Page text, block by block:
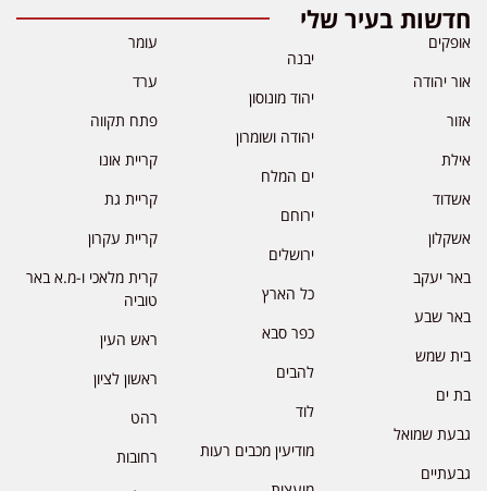
חדשות בעיר שלי
אופקים
אור יהודה
אזור
אילת
אשדוד
אשקלון
באר יעקב
באר שבע
בית שמש
בת ים
גבעת שמואל
גבעתיים
יבנה
יהוד מונוסון
יהודה ושומרון
ים המלח
ירוחם
ירושלים
כל הארץ
כפר סבא
להבים
לוד
מודיעין מכבים רעות
עומר
ערד
פתח תקווה
קריית אונו
קריית גת
קריית עקרון
קרית מלאכי ו-מ.א באר
טוביה
ראש העין
ראשון לציון
רהט
רחובות